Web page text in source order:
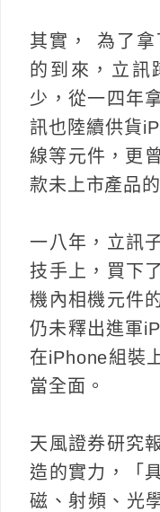
其實， 為了
的到來，立訊
少，從一四年
訊也陸續供貨
線等元件，更
款未上市產品
一八年，立訊
技手上，買下
機內相機元件
仍未釋出進軍
在iPhone組裝
當全面。
天風證券研究
造的實力，「
磁、射頻、光